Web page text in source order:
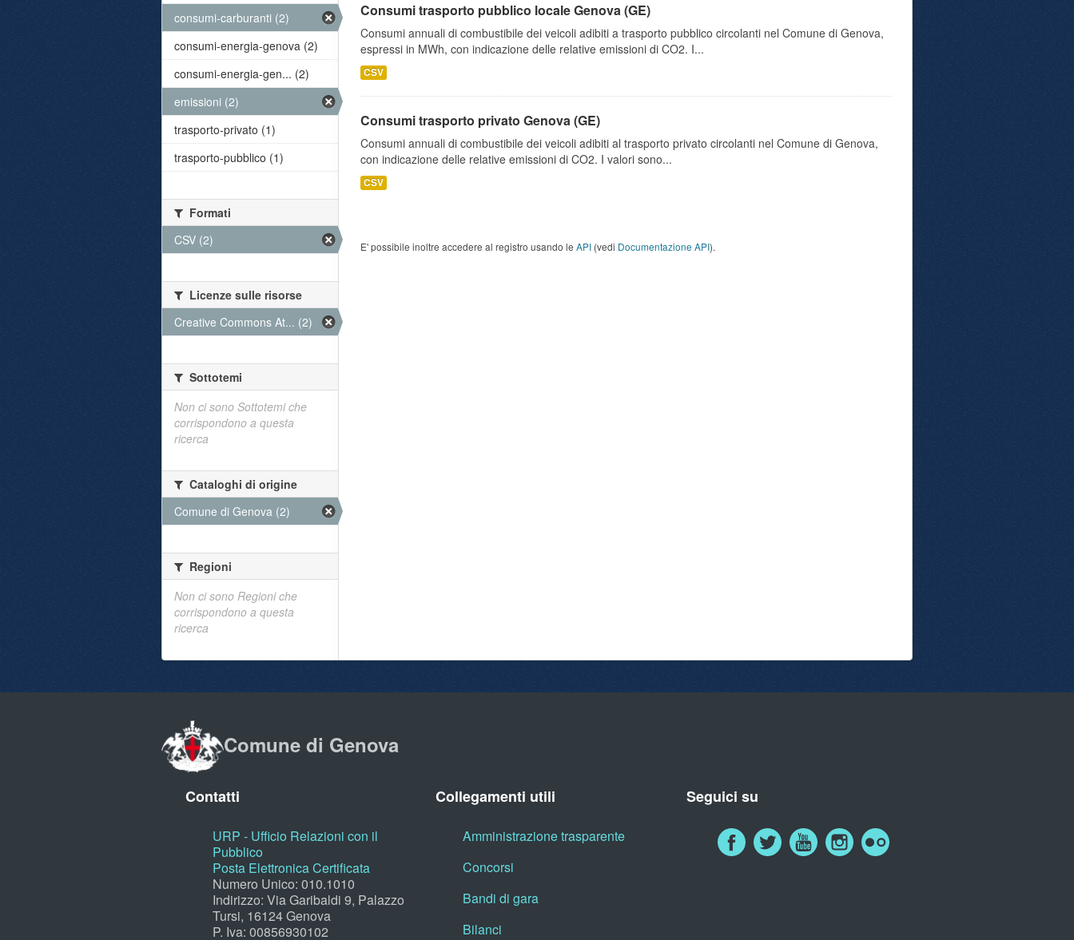
Consumi trasporto pubblico locale Genova (GE)
Consumi annuali di combustibile dei veicoli adibiti a trasporto pubblico circolanti nel Comune di Genova,
espressi in MWh, con indicazione delle relative emissioni di CO2. I...
CSV
Consumi trasporto privato Genova (GE)
Consumi annuali di combustibile dei veicoli adibiti al trasporto privato circolanti nel Comune di Genova,
con indicazione delle relative emissioni di CO2. I valori sono...
CSV
E' possibile inoltre accedere al registro usando le API (vedi Documentazione API).
consumi-carburanti (2)
consumi-energia-genova (2)
consumi-energia-gen... (2)
emissioni (2)
trasporto-privato (1)
trasporto-pubblico (1)
Formati
CSV (2)
Licenze sulle risorse
Creative Commons At... (2)
Sottotemi
Non ci sono Sottotemi che
corrispondono a questa
ricerca
Cataloghi di origine
Comune di Genova (2)
Regioni
Non ci sono Regioni che
corrispondono a questa
ricerca
Comune di Genova
Contatti
URP - Ufficio Relazioni con il
Pubblico
Posta Elettronica Certificata
Numero Unico: 010.1010
Indirizzo: Via Garibaldi 9, Palazzo
Tursi, 16124 Genova
P. Iva: 00856930102
Collegamenti utili
Amministrazione trasparente
Concorsi
Bandi di gara
Bilanci
Seguici su